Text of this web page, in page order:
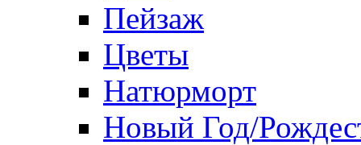
Пейзаж
Цветы
Натюрморт
Новый Год/